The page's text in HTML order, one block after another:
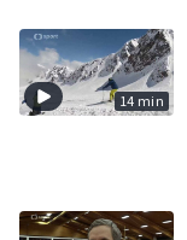
14 min